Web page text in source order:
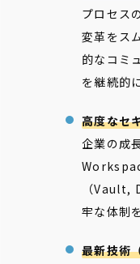
プロセス
変革をス
的なコミ
を継続的
高度なセ
企業の成
（Vault,
牢な体制
最新技術